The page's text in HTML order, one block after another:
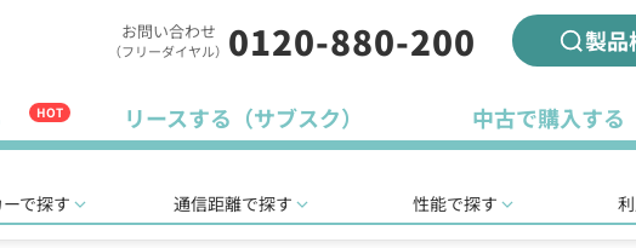
お問い合わせ
（フリーダイヤル） 0120-880-200 製品
HOT リースする（サブスク） 中古で購入する
で探す 通信距離で探す 性能で探す